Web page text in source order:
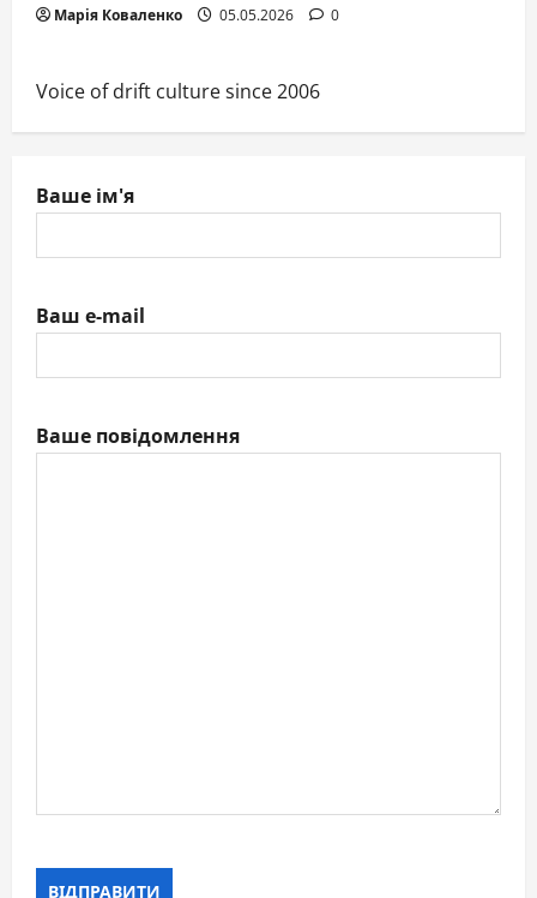
Марія Коваленко 05.05.2026 0
Voice of drift culture since 2006
Ваше ім'я
Ваш e-mail
Ваше повідомлення